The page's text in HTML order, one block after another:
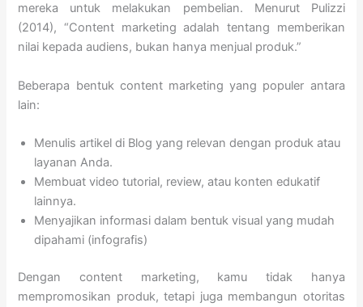
mereka untuk melakukan pembelian. Menurut Pulizzi
(2014), “Content marketing adalah tentang memberikan
nilai kepada audiens, bukan hanya menjual produk.”
Beberapa bentuk content marketing yang populer antara
lain:
Menulis artikel di Blog yang relevan dengan produk atau
layanan Anda.
Membuat video tutorial, review, atau konten edukatif
lainnya.
Menyajikan informasi dalam bentuk visual yang mudah
dipahami (infografis)
Dengan content marketing, kamu tidak hanya
mempromosikan produk, tetapi juga membangun otoritas